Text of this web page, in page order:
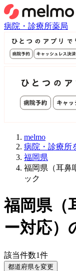
病院・診療所薬局
melmo
病院・診療所
福岡県
福岡県（耳鼻
ック
福岡県（
ー対応）
該当件数1件
都道府県を変更